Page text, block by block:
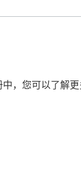
，您可以了解